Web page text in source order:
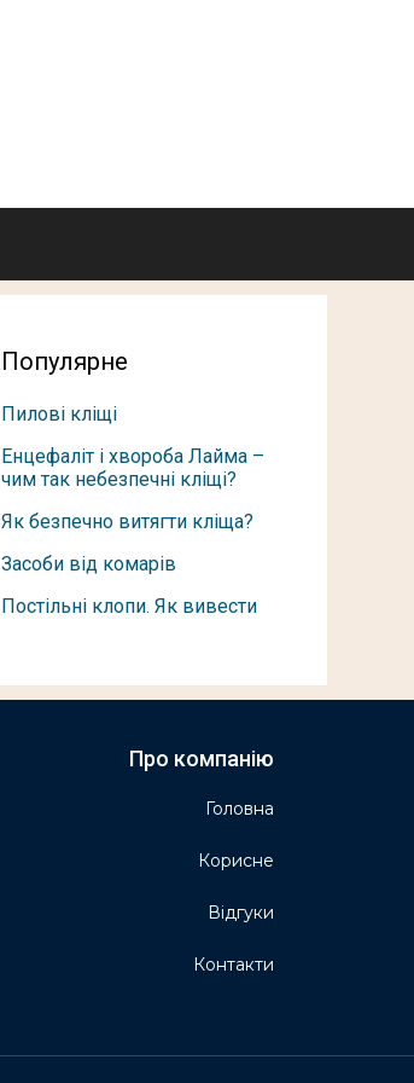
Популярне
Пилові кліщі
Енцефаліт і хвороба Лайма –
чим так небезпечні кліщі?
Як безпечно витягти кліща?
Засоби від комарів
Постільні клопи. Як вивести
Про компанію
Головна
Корисне
Відгуки
Контакти